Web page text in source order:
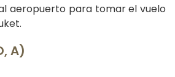
aeropuerto para tomar el vuelo
A)